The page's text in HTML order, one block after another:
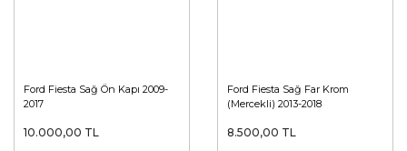
Ford Fiesta Sağ Ön Kapı 2009-
2017
10.000,00 TL
Ford Fiesta Sağ Far Krom
(Mercekli) 2013-2018
8.500,00 TL